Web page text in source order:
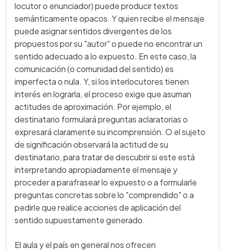
locutor o enunciador) puede producir textos
semánticamente opacos. Y quien recibe el mensaje
puede asignar sentidos divergentes de los
propuestos por su "autor" o puede no encontrar un
sentido adecuado a lo expuesto. En este caso, la
comunicación (o comunidad del sentido) es
imperfecta o nula. Y, si los interlocutores tienen
interés en lograrla, el proceso exige que asuman
actitudes de aproximación. Por ejemplo, el
destinatario formulará preguntas aclaratorias o
expresará claramente su incomprensión. O el sujeto
de significación observará la actitud de su
destinatario, para tratar de descubrir si este está
interpretando apropiadamente el mensaje y
proceder a parafrasear lo expuesto o a formularle
preguntas concretas sobre lo "comprendido" o a
pedirle que realice acciones de aplicación del
sentido supuestamente generado.
El aula y el país en general nos ofrecen